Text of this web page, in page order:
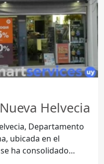
Helvecia
Departamento
ha consolidado